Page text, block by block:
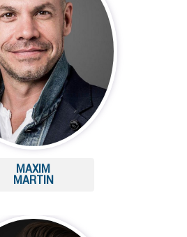
MAXIM
MARTIN